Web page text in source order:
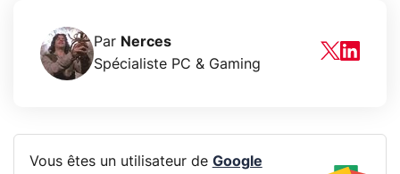
Par Nerces
Spécialiste PC & Gaming
Vous êtes un utilisateur de Google